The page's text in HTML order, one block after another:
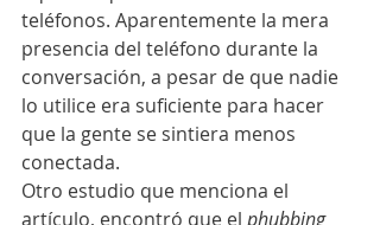
teléfonos. Aparentemente la mera
presencia del teléfono durante la
conversación, a pesar de que nadie
lo utilice era suficiente para hacer
que la gente se sintiera menos
conectada.
Otro estudio que menciona el
artículo, encontró que el phubbing